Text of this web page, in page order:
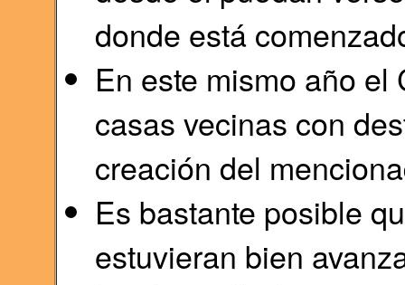
donde está
En este mismo año
casas vecinas con
creación del
Es bastante posible
estuvieran bien